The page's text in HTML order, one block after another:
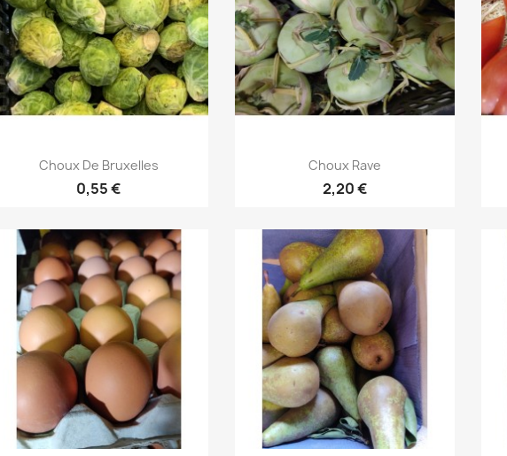
Aperçu rapide
Choux De Bruxelles
0,55 €
Aperçu rapide
Choux Rave
2,20 €